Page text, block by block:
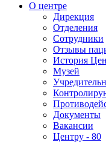
О центре
Дирекция
Отделения
Сотрудники
Отзывы
История
Музей
Документы
Вакансии
Центру - 80